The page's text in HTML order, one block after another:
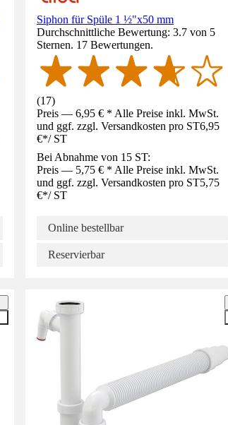
Siphon für Spüle 1 ½"x50 mm
Durchschnittliche Bewertung: 3.7 von 5
Sternen. 17 Bewertungen.
(17)
Preis — 6,95 € * Alle Preise inkl. MwSt.
und ggf. zzgl. Versandkosten pro ST6,95
€*/ ST
Bei Abnahme von 15 ST:
Preis — 5,75 € * Alle Preise inkl. MwSt.
und ggf. zzgl. Versandkosten pro ST5,75
€*/ ST
Online bestellbar
Reservierbar